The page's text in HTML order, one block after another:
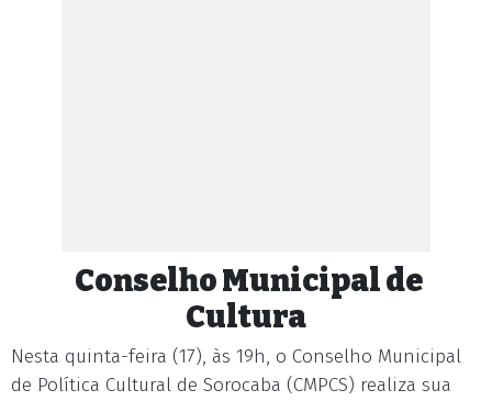
Conselho Municipal de
Cultura
Nesta quinta-feira (17), às 19h, o Conselho Municipal
de Política Cultural de Sorocaba (CMPCS) realiza sua